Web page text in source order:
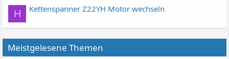
H Kettenspanner Z22YH Motor wechseln
Meistgelesene Themen